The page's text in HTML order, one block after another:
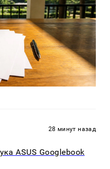
28 минут назад
ASUS Googlebook